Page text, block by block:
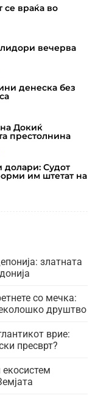
се враќа во
вечерва
денеска без
Докиќ
престолнина
долари: Судот
им штетат на
златната
со мечка:
друштво
врие:
пресврт?